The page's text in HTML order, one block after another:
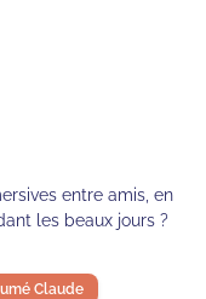
entre amis, en
les beaux jours ?
Claude